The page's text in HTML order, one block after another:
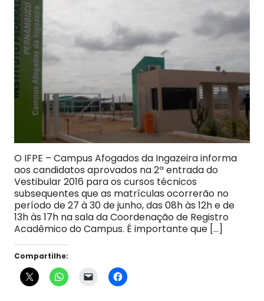
O IFPE – Campus Afogados da Ingazeira informa
aos candidatos aprovados na 2ª entrada do
Vestibular 2016 para os cursos técnicos
subsequentes que as matrículas ocorrerão no
período de 27 à 30 de junho, das 08h às 12h e de
13h às 17h na sala da Coordenação de Registro
Acadêmico do Campus. É importante que […]
Compartilhe: